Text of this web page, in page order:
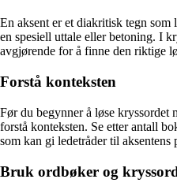
En aksent er et diakritisk tegn
en spesiell uttale eller betoning. I
avgjørende for å finne den riktige
Forstå konteksten
Før du begynner å løse
forstå konteksten. Se etter antall
som kan gi ledetråder til aksentens
Bruk ordbøker og